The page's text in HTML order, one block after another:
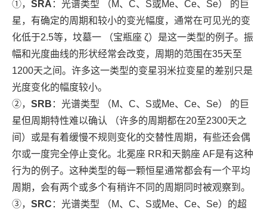
①， SRA ：光谱类型 （M、C、S或Me、Ce、Se） 的巨
星，有确定的周期和较小的变光幅度，通常在可见光的变
化低于2.5等，坟墓一 （宝瓶座 ζ）是这一类型的例子。振
幅和光度曲线的形状经常会改变，周期的范围在35天至
1200天之间。许多这一类型的变星羽米拉变星的差别只是
光度变化的幅度较小。
②， SRB ：光谱类型 （M、C、S或Me、Ce、Se） 的巨
星但周期特性难以确认 （许多的周期都在20至2300天之
间）或是有着缓慢不规则变化的交替性周期，有些还会偶
尔或一度完全停止变化。北冕座 RR和天鹅座 AF是有这种
行为的例子。这种类型的每一颗恒星通常都会有一个平均
周期，会有两个或多个有稍许不同的周期同时被观察到。
③， SRC ：光谱类型 （M、C、S或Me、Ce、Se）的超